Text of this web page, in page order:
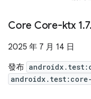
Core Core-ktx 1.7.
2025 年 7 月 14 日
發布